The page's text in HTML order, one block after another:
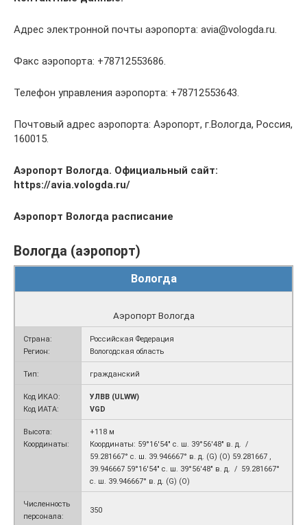
Адрес электронной почты аэропорта: avia@vologda.ru.
Факс аэропорта: +78712553686.
Телефон управления аэропорта: +78712553643.
Почтовый адрес аэропорта: Аэропорт, г.Вологда, Россия,
160015.
Аэропорт Вологда. Официальный сайт:
https://avia.vologda.ru/
Аэропорт Вологда расписание
Вологда (аэропорт)
Вологда
Аэропорт Вологда
Страна:
Регион:
Российская Федерация
Вологодская область
Тип: гражданский
Код ИКАО:
Код ИАТА:
УЛВВ (ULWW)
VGD
Высота:
Координаты:
+118 м
Координаты: 59°16′54″ с. ш. 39°56′48″ в. д. /
59.281667° с. ш. 39.946667° в. д. (G) (O) 59.281667 ,
39.946667 59°16′54″ с. ш. 39°56′48″ в. д. / 59.281667°
с. ш. 39.946667° в. д. (G) (O)
Численность
персонала:
350